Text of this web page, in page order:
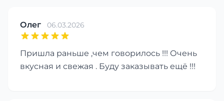
Олег 06.03.2026
Пришла раньше ,чем говорилось !!! Очень
вкусная и свежая . Буду заказывать ещё !!!